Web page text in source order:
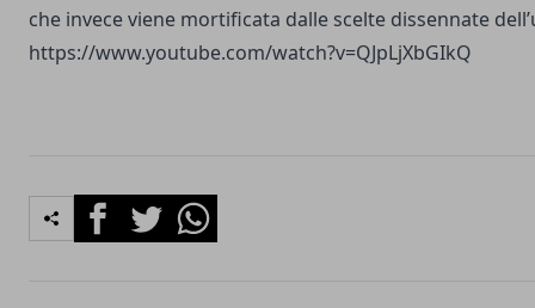
che invece viene mortificata dalle scelte dissennate
https://www.youtube.com/watch?v=QJpLjXbGIkQ
FacebookTwitterWhatsapp